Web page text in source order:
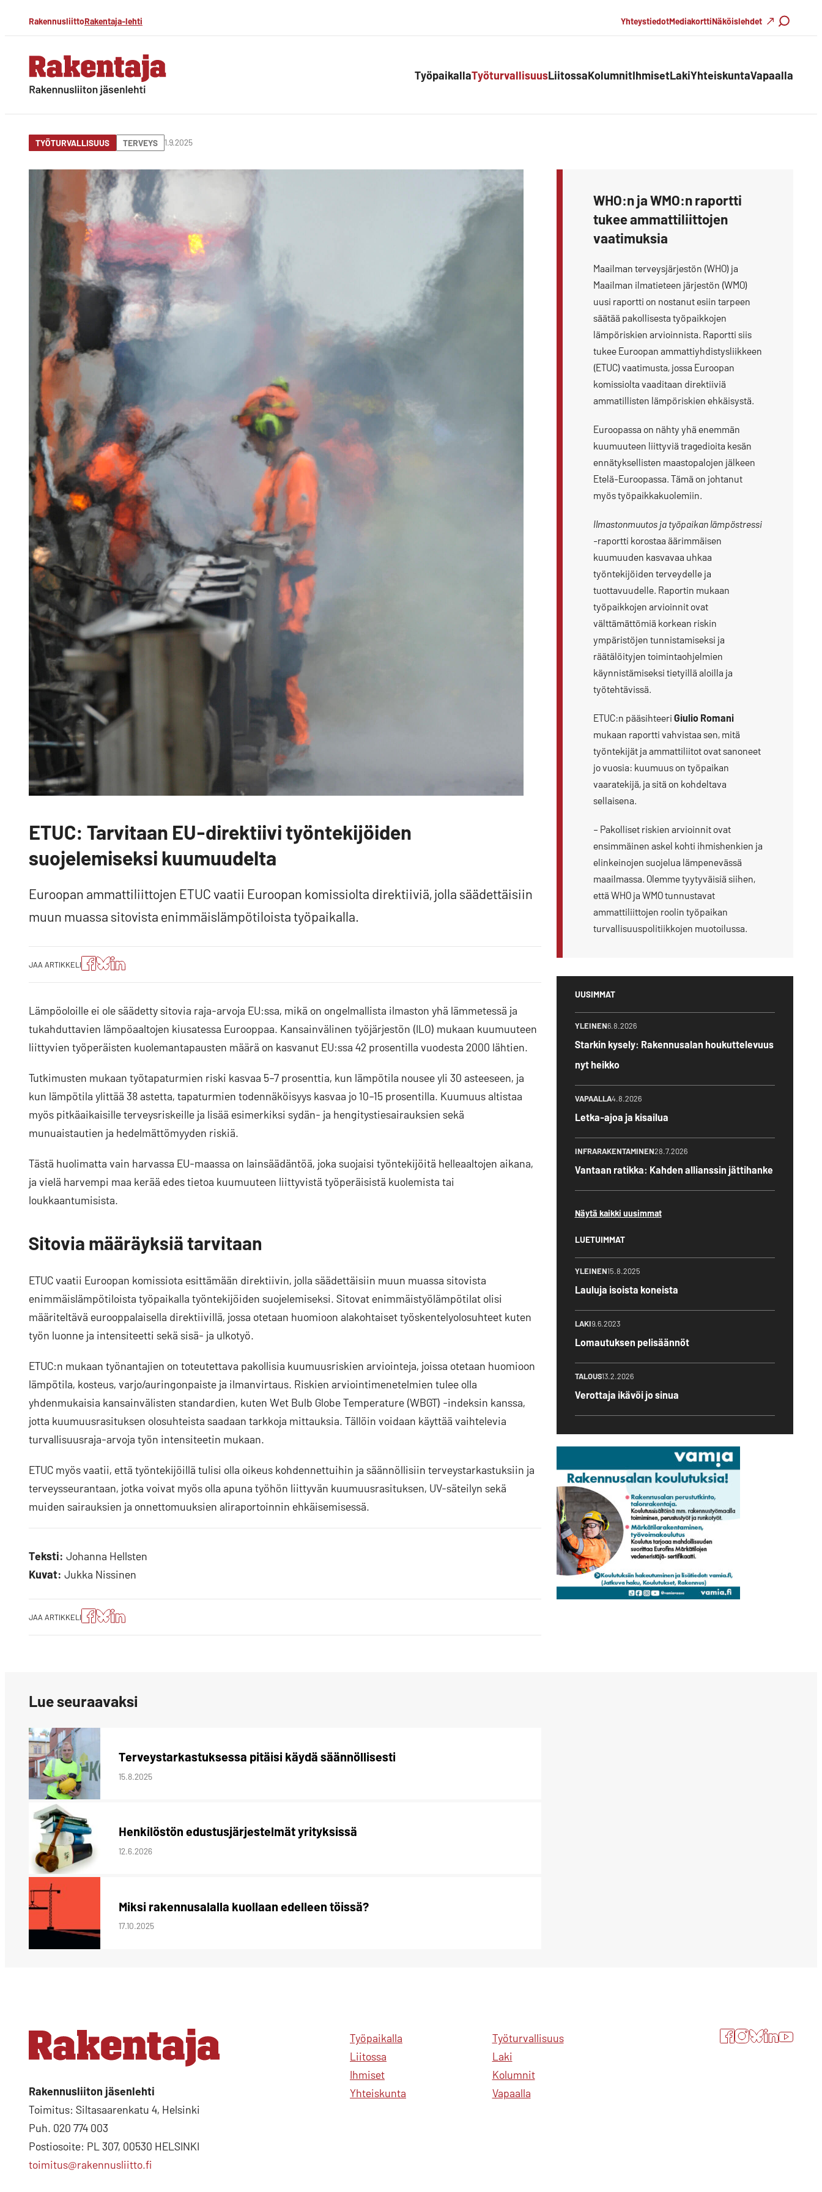
Siirry
suoraan
sisältöön
RakennusliittoRakentaja-lehti YhteystiedotMediakorttiNäköislehdet
Haku
Rakentaja-lehti TyöpaikallaTyöturvallisuusLiitossaKolumnitIhmisetLakiYhteiskuntaVapaalla
TYÖTURVALLISUUS TERVEYS 1.9.2025
ETUC: Tarvitaan EU-direktiivi työntekijöiden
suojelemiseksi kuumuudelta
Euroopan ammattiliittojen ETUC vaatii Euroopan komissiolta direktiiviä, jolla säädettäisiin
muun muassa sitovista enimmäislämpötiloista työpaikalla.
JAA ARTIKKELI
JaaJaaJako:
Lämpöoloille ei ole säädetty sitovia raja-arvoja EU:ssa, mikä on ongelmallista ilmaston yhä lämmetessä ja
tukahduttavien lämpöaaltojen kiusatessa Eurooppaa. Kansainvälinen työjärjestön (ILO) mukaan kuumuuteen
liittyvien työperäisten kuolemantapausten määrä on kasvanut EU:ssa 42 prosentilla vuodesta 2000 lähtien.
Tutkimusten mukaan työtapaturmien riski kasvaa 5–7 prosenttia, kun lämpötila nousee yli 30 asteeseen, ja
kun lämpötila ylittää 38 astetta, tapaturmien todennäköisyys kasvaa jo 10–15 prosentilla. Kuumuus altistaa
myös pitkäaikaisille terveysriskeille ja lisää esimerkiksi sydän- ja hengitystiesairauksien sekä
munuaistautien ja hedelmättömyyden riskiä.
Tästä huolimatta vain harvassa EU-maassa on lainsäädäntöä, joka suojaisi työntekijöitä helleaaltojen aikana,
ja vielä harvempi maa kerää edes tietoa kuumuuteen liittyvistä työperäisistä kuolemista tai
loukkaantumisista.
Sitovia määräyksiä tarvitaan
ETUC vaatii Euroopan komissiota esittämään direktiivin, jolla säädettäisiin muun muassa sitovista
enimmäislämpötiloista työpaikalla työntekijöiden suojelemiseksi. Sitovat enimmäistyölämpötilat olisi
määriteltävä eurooppalaisella direktiivillä, jossa otetaan huomioon alakohtaiset työskentelyolosuhteet kuten
työn luonne ja intensiteetti sekä sisä- ja ulkotyö.
ETUC:n mukaan työnantajien on toteutettava pakollisia kuumuusriskien arviointeja, joissa otetaan huomioon
lämpötila, kosteus, varjo/auringonpaiste ja ilmanvirtaus. Riskien arviointimenetelmien tulee olla
yhdenmukaisia kansainvälisten standardien, kuten Wet Bulb Globe Temperature (WBGT) -indeksin kanssa,
jotta kuumuusrasituksen olosuhteista saadaan tarkkoja mittauksia. Tällöin voidaan käyttää vaihtelevia
turvallisuusraja-arvoja työn intensiteetin mukaan.
ETUC myös vaatii, että työntekijöillä tulisi olla oikeus kohdennettuihin ja säännöllisiin terveystarkastuksiin ja
terveysseurantaan, jotka voivat myös olla apuna työhön liittyvän kuumuusrasituksen, UV-säteilyn sekä
muiden sairauksien ja onnettomuuksien aliraportoinnin ehkäisemisessä.
Teksti: Johanna Hellsten
Kuvat: Jukka Nissinen
JAA ARTIKKELI
JaaJaaJako:
WHO:n ja WMO:n raportti
tukee ammattiliittojen
vaatimuksia
Maailman terveysjärjestön (WHO) ja
Maailman ilmatieteen järjestön (WMO)
uusi raportti on nostanut esiin tarpeen
säätää pakollisesta työpaikkojen
lämpöriskien arvioinnista. Raportti siis
tukee Euroopan ammattiyhdistysliikkeen
(ETUC) vaatimusta, jossa Euroopan
komissiolta vaaditaan direktiiviä
ammatillisten lämpöriskien ehkäisystä.
Euroopassa on nähty yhä enemmän
kuumuuteen liittyviä tragedioita kesän
ennätyksellisten maastopalojen jälkeen
Etelä-Euroopassa. Tämä on johtanut
myös työpaikkakuolemiin.
Ilmastonmuutos ja työpaikan lämpöstressi
-raportti korostaa äärimmäisen
kuumuuden kasvavaa uhkaa
työntekijöiden terveydelle ja
tuottavuudelle. Raportin mukaan
työpaikkojen arvioinnit ovat
välttämättömiä korkean riskin
ympäristöjen tunnistamiseksi ja
räätälöityjen toimintaohjelmien
käynnistämiseksi tietyillä aloilla ja
työtehtävissä.
ETUC:n pääsihteeri Giulio Romani
mukaan raportti vahvistaa sen, mitä
työntekijät ja ammattiliitot ovat sanoneet
jo vuosia: kuumuus on työpaikan
vaaratekijä, ja sitä on kohdeltava
sellaisena.
– Pakolliset riskien arvioinnit ovat
ensimmäinen askel kohti ihmishenkien ja
elinkeinojen suojelua lämpenevässä
maailmassa. Olemme tyytyväisiä siihen,
että WHO ja WMO tunnustavat
ammattiliittojen roolin työpaikan
turvallisuuspolitiikkojen muotoilussa.
UUSIMMAT
YLEINEN6.8.2026
Starkin kysely: Rakennusalan houkuttelevuus
nyt heikko
VAPAALLA4.8.2026
Letka-ajoa ja kisailua
INFRARAKENTAMINEN28.7.2026
Vantaan ratikka: Kahden allianssin jättihanke
Näytä kaikki uusimmat
LUETUIMMAT
YLEINEN15.8.2025
Lauluja isoista koneista
LAKI9.6.2023
Lomautuksen pelisäännöt
TALOUS13.2.2026
Verottaja ikävöi jo sinua
Lue seuraavaksi
Terveystarkastuksessa pitäisi käydä säännöllisesti
15.8.2025
Henkilöstön edustusjärjestelmät yrityksissä
12.6.2026
Miksi rakennusalalla kuollaan edelleen töissä?
17.10.2025
Rakennusliiton jäsenlehti
Toimitus: Siltasaarenkatu 4, Helsinki
Puh. 020 774 003
Postiosoite: PL 307, 00530 HELSINKI
toimitus@rakennusliitto.fi
Työpaikalla
Liitossa
Ihmiset
Yhteiskunta
Työturvallisuus
Laki
Kolumnit
Vapaalla
Facebook
Instagram
Bluesky
LinkedIn
YouTube